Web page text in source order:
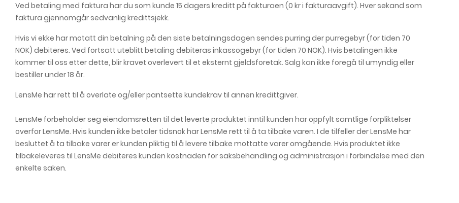
Ved betaling med faktura har du som kunde 15 dagers kreditt på fakturaen (0 kr i fakturaavgift). Hver søkand som
faktura gjennomgår sedvanlig kredittsjekk.
Hvis vi ekke har motatt din betalning på den siste betalningsdagen sendes purring der purregebyr (for tiden 70
NOK) debiteres. Ved fortsatt uteblitt betaling debiteras inkassogebyr (for tiden 70 NOK). Hvis betalingen ikke
kommer til oss etter dette, blir kravet overlevert til et eksternt gjeldsforetak. Salg kan ikke foregå til umyndig eller
bestiller under 18 år.
LensMe har rett til å overlate og/eller pantsette kundekrav til annen kredittgiver.
LensMe forbeholder seg eiendomsretten til det leverte produktet inntil kunden har oppfylt samtlige forpliktelser
overfor LensMe. Hvis kunden ikke betaler tidsnok har LensMe rett til å ta tilbake varen. I de tilfeller der LensMe har
besluttet å ta tilbake varer er kunden pliktig til å levere tilbake mottatte varer omgående. Hvis produktet ikke
tilbakeleveres til LensMe debiteres kunden kostnaden for saksbehandling og administrasjon i forbindelse med den
enkelte saken.